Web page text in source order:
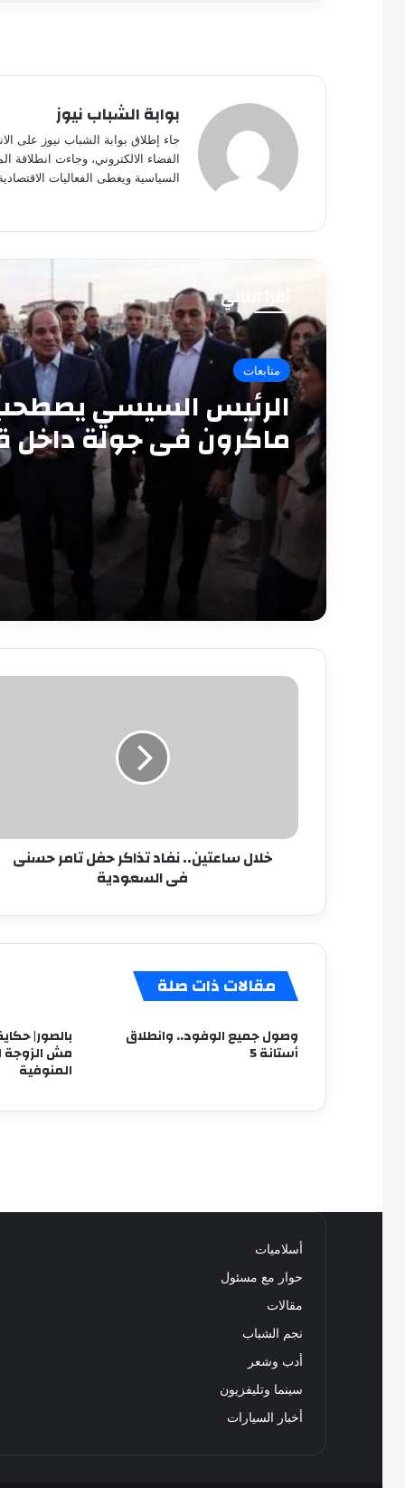
بوابة الشباب نيوز
جاء إطلاق بوابة الشباب نيوز على
الفضاء الالكتروني، وجاءت
السياسية ويغطى الفعاليات
أقرأ التالي
متابعات
الرئيس السيسي
ماكرون في جولة داخل
قايتباي بالإسكندرية
خلال
السعودية
خلال ساعتين.. نفاد تذاكر حفل تامر حسنى
فى السعودية
مقالات ذات صلة
وصول جميع الوفود.. وانطلاق
أستانة 5
بالصور|
مش الزوجة
المنوفية
أسلاميات
حوار مع مسئول
مقالات
نجم الشباب
أدب وشعر
سينما وتليفزيون
أخبار السيارات